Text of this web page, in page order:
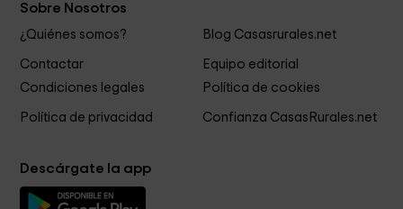
Sobre Nosotros
¿Quiénes somos? Blog Casasrurales.net
Contactar
Equipo editorial
Condiciones legales
Política de cookies
Política de privacidad Confianza CasasRurales.net
Descárgate la app